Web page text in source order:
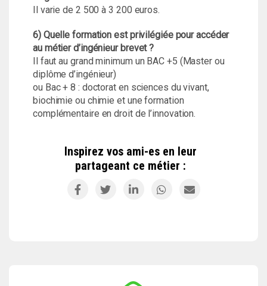
Il varie de 2 500 à 3 200 euros.
6) Quelle formation est privilégiée pour accéder
au métier d’ingénieur brevet ?
Il faut au grand minimum un BAC +5 (Master ou
diplôme d’ingénieur)
ou Bac + 8 : doctorat en sciences du vivant,
biochimie ou chimie et une formation
complémentaire en droit de l’innovation.
Inspirez vos ami-es en leur
partageant ce métier :